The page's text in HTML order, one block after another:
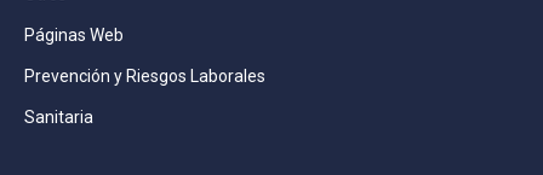
Páginas Web
Prevención y Riesgos Laborales
Sanitaria